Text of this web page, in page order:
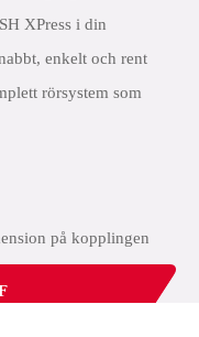
XPress i din
enkelt och rent
rörsystem som
på kopplingen